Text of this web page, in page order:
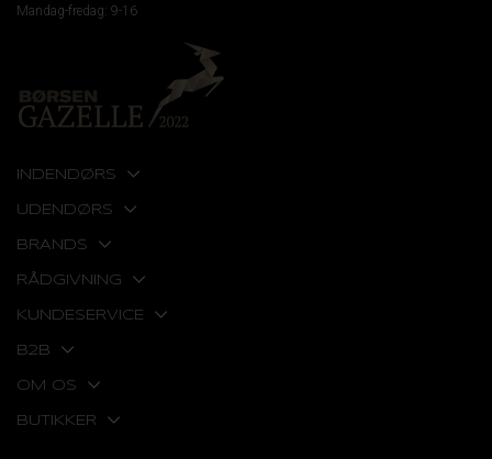
Mandag-fredag: 9-16
INDENDØRS
UDENDØRS
BRANDS
RÅDGIVNING
KUNDESERVICE
B2B
OM OS
BUTIKKER